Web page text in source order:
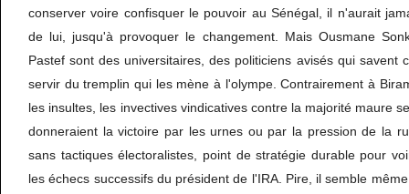
conserver voire confisquer le pouvoir au Sénégal, il n'aurait
de lui, jusqu'à provoquer le changement. Mais Ousmane
Pastef sont des universitaires, des politiciens avisés qui savent
servir du tremplin qui les mène à l'olympe. Contrairement à
les insultes, les invectives vindicatives contre la majorité maure
donneraient la victoire par les urnes ou par la pression de la
sans tactiques électoralistes, point de stratégie durable pour
les échecs successifs du président de l'IRA. Pire, il semble